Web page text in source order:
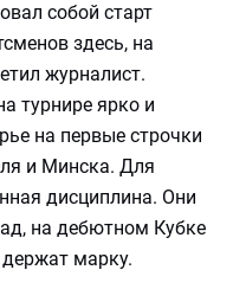
собой старт
здесь, на
журналист.
турнире ярко и
на первые строчки
и Минска. Для
дисциплина. Они
на дебютном Кубке
марку.